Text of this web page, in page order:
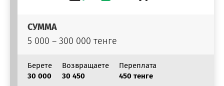
СУММА
5 000 – 300 000 тенге
Берете
30 000
Возвращаете
30 450
Переплата
450 тенге